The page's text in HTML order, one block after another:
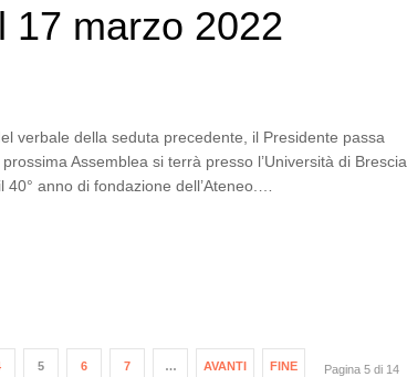
17 marzo 2022
verbale della seduta precedente, il Presidente passa
Assemblea si terrà presso l’Università di Brescia
anno di fondazione dell’Ateneo.…
5 6 7 … AVANTI FINE Pagina 5 di 14